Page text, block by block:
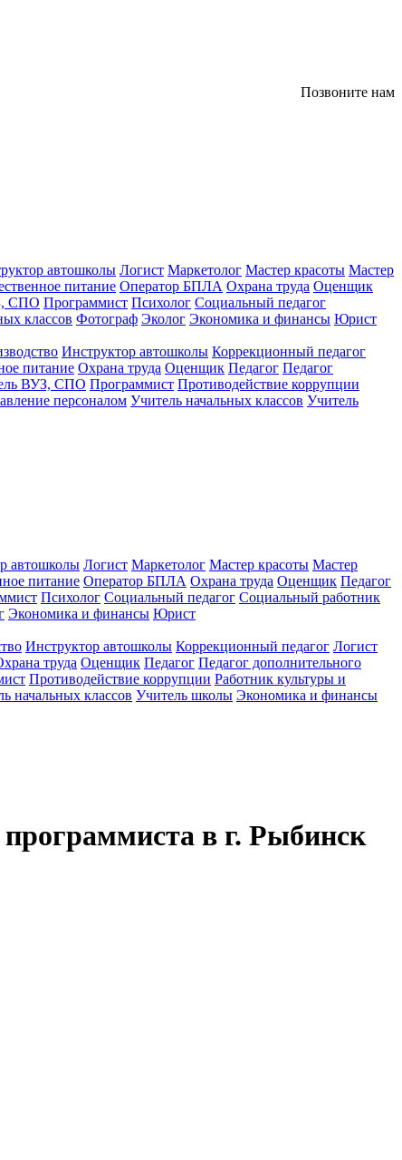
Позвоните нам
автошколы Логист Маркетолог Мастер красоты Мастер
питание Оператор БПЛА Охрана труда Оценщик
СПО Программист Психолог Социальный педагог
классов Фотограф Эколог Экономика и финансы Юрист
Инструктор автошколы Коррекционный педагог
питание Охрана труда Оценщик Педагог Педагог
ВУЗ, СПО Программист Противодействие коррупции
персоналом Учитель начальных классов Учитель
автошколы Логист Маркетолог Мастер красоты Мастер
питание Оператор БПЛА Охрана труда Оценщик Педагог
Психолог Социальный педагог Социальный работник
Экономика и финансы Юрист
Инструктор автошколы Коррекционный педагог Логист
труда Оценщик Педагог Педагог дополнительного
Противодействие коррупции Работник культуры и
начальных классов Учитель школы Экономика и финансы
в г. Рыбинск